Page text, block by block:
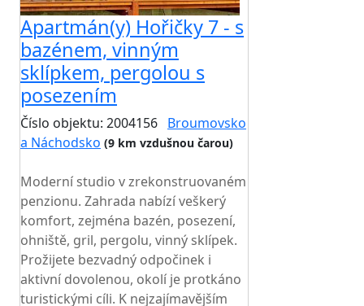
Apartmán(y) Hořičky 7 - s
bazénem, vinným
sklípkem, pergolou s
posezením
Číslo objektu: 2004156 Broumovsko
a Náchodsko (9 km vzdušnou čarou)
Moderní studio v zrekonstruovaném
penzionu. Zahrada nabízí veškerý
komfort, zejména bazén, posezení,
ohniště, gril, pergolu, vinný sklípek.
Prožijete bezvadný odpočinek i
aktivní dovolenou, okolí je protkáno
turistickými cíli. K nejzajímavějším